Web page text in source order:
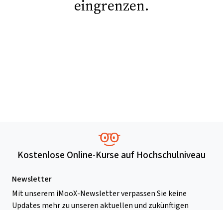
eingrenzen.
Kostenlose Online-Kurse auf Hochschulniveau
Newsletter
Mit unserem iMooX-Newsletter verpassen Sie keine
Updates mehr zu unseren aktuellen und zukünftigen